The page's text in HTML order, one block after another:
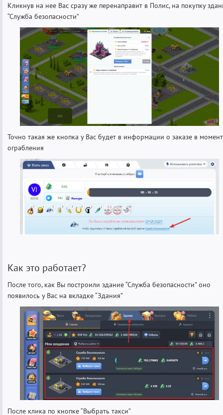
Кликнув на нее Вас сразу же перенаправит в Полис, на покупку
“Служба безопасности”
Точно такая же кнопка у Вас будет в информации о заказе в момент
ограбления
Как это работает?
После того, как Вы построили здание “Служба безопасности” оно
появилось у Вас на вкладке “Здания”
После клика по кнопке “Выбрать такси”